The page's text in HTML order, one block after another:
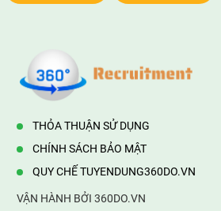
THỎA THUẬN SỬ DỤNG
CHÍNH SÁCH BẢO MẬT
QUY CHẾ TUYENDUNG360DO.VN
VẬN HÀNH BỞI 360DO.VN